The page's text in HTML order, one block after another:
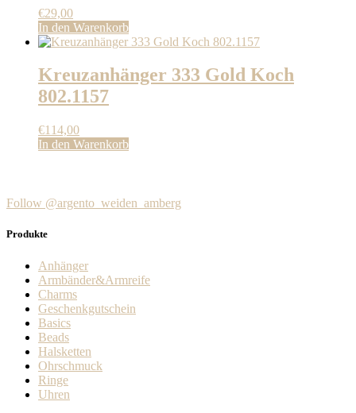
€29,00
In den Warenkorb
Kreuzanhänger 333 Gold Koch
802.1157
€114,00
In den Warenkorb
Follow @argento_weiden_amberg
Produkte
Anhänger
Armbänder&Armreife
Charms
Geschenkgutschein
Basics
Beads
Halsketten
Ohrschmuck
Ringe
Uhren